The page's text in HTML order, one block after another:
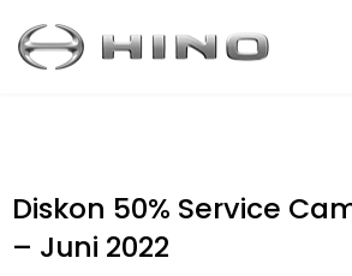
Diskon 50% Service
– Juni 2022